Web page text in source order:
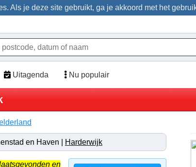
Als je deze site gebruikt, ga je akkoord met het
Uitagenda Nu populair
en Haven | Harderwijk
en